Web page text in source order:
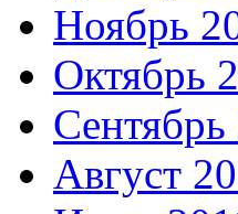
Ноябрь
Октябрь
Сентябрь
Август